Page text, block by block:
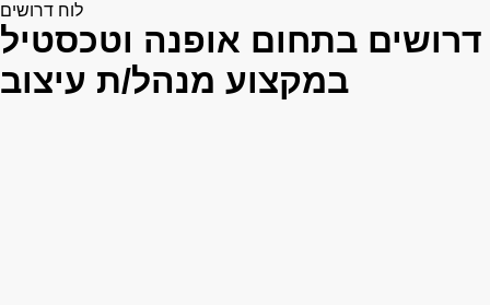
לוח דרושים
דרושים בתחום אופנה וטכסטיל
במקצוע מנהל/ת עיצוב